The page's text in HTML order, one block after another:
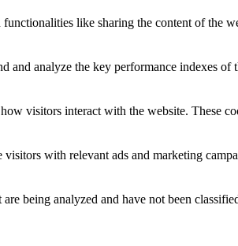
like sharing the content of the
and analyze the key performance indexes
visitors interact with the website. These
with relevant ads and marketing
being analyzed and have not been